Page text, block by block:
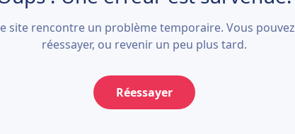
site rencontre un problème temporaire. Vous pouvez
réessayer, ou revenir un peu plus tard.
Réessayer